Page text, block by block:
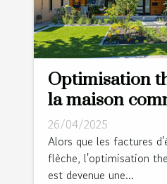
Optimisation
la maison
des économies
durables
26/04/2025
Alors que les factures
flèche, l'optimisation
est devenue une...